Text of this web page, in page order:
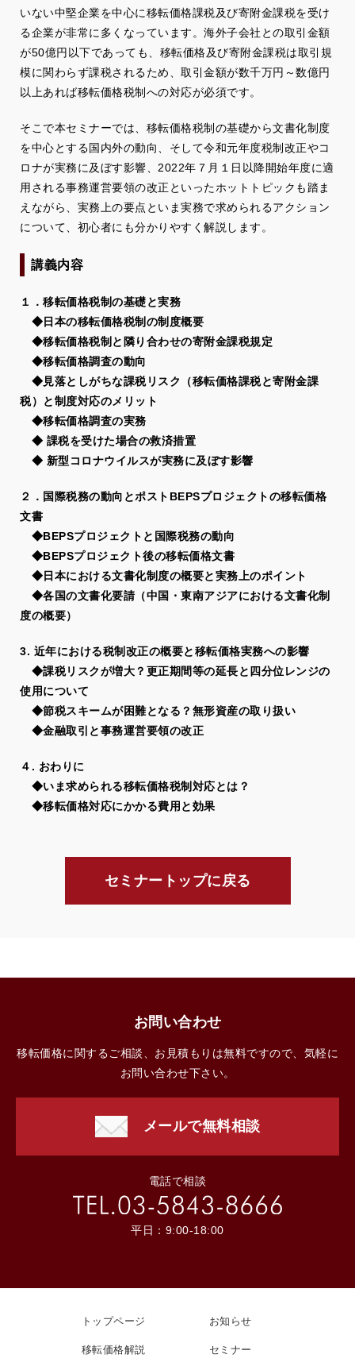
いない中堅企業を中心に移転価格課税及び寄附金課税を受け
る企業が非常に多くなっています。海外子会社との取引金額
が50億円以下であっても、移転価格及び寄附金課税は取引規
模に関わらず課税されるため、取引金額が数千万円～数億円
以上あれば移転価格税制への対応が必須です。
そこで本セミナーでは、移転価格税制の基礎から文書化制度
を中心とする国内外の動向、そして令和元年度税制改正やコ
ロナが実務に及ぼす影響、2022年７月１日以降開始年度に適
用される事務運営要領の改正といったホットトピックも踏ま
えながら、実務上の要点といま実務で求められるアクション
について、初心者にも分かりやすく解説します。
講義内容
１．移転価格税制の基礎と実務
◆日本の移転価格税制の制度概要
◆移転価格税制と隣り合わせの寄附金課税規定
◆移転価格調査の動向
◆見落としがちな課税リスク（移転価格課税と寄附金課
税）と制度対応のメリット
◆移転価格調査の実務
◆ 課税を受けた場合の救済措置
◆ 新型コロナウイルスが実務に及ぼす影響
２．国際税務の動向とポストBEPSプロジェクトの移転価格
文書
◆BEPSプロジェクトと国際税務の動向
◆BEPSプロジェクト後の移転価格文書
◆日本における文書化制度の概要と実務上のポイント
◆各国の文書化要請（中国・東南アジアにおける文書化制
度の概要）
3. 近年における税制改正の概要と移転価格実務への影響
◆課税リスクが増大？更正期間等の延長と四分位レンジの
使用について
◆節税スキームが困難となる？無形資産の取り扱い
◆金融取引と事務運営要領の改正
４. おわりに
◆いま求められる移転価格税制対応とは？
◆移転価格対応にかかる費用と効果
セミナートップに戻る
お問い合わせ
移転価格に関するご相談、お見積もりは無料ですので、気軽に
お問い合わせ下さい。
メールで無料相談
電話で相談
平日：9:00-18:00
トップページ
移転価格解説
お知らせ
セミナー